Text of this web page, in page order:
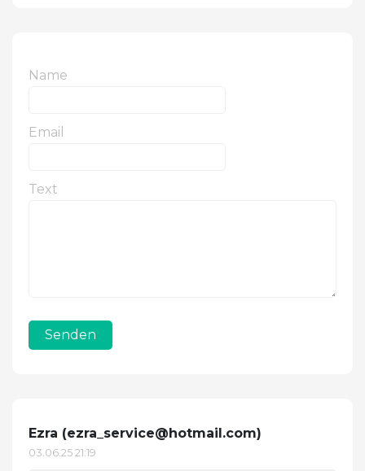
Name
Email
Text
Senden
Ezra (ezra_service@hotmail.com)
03.06.25 21:19